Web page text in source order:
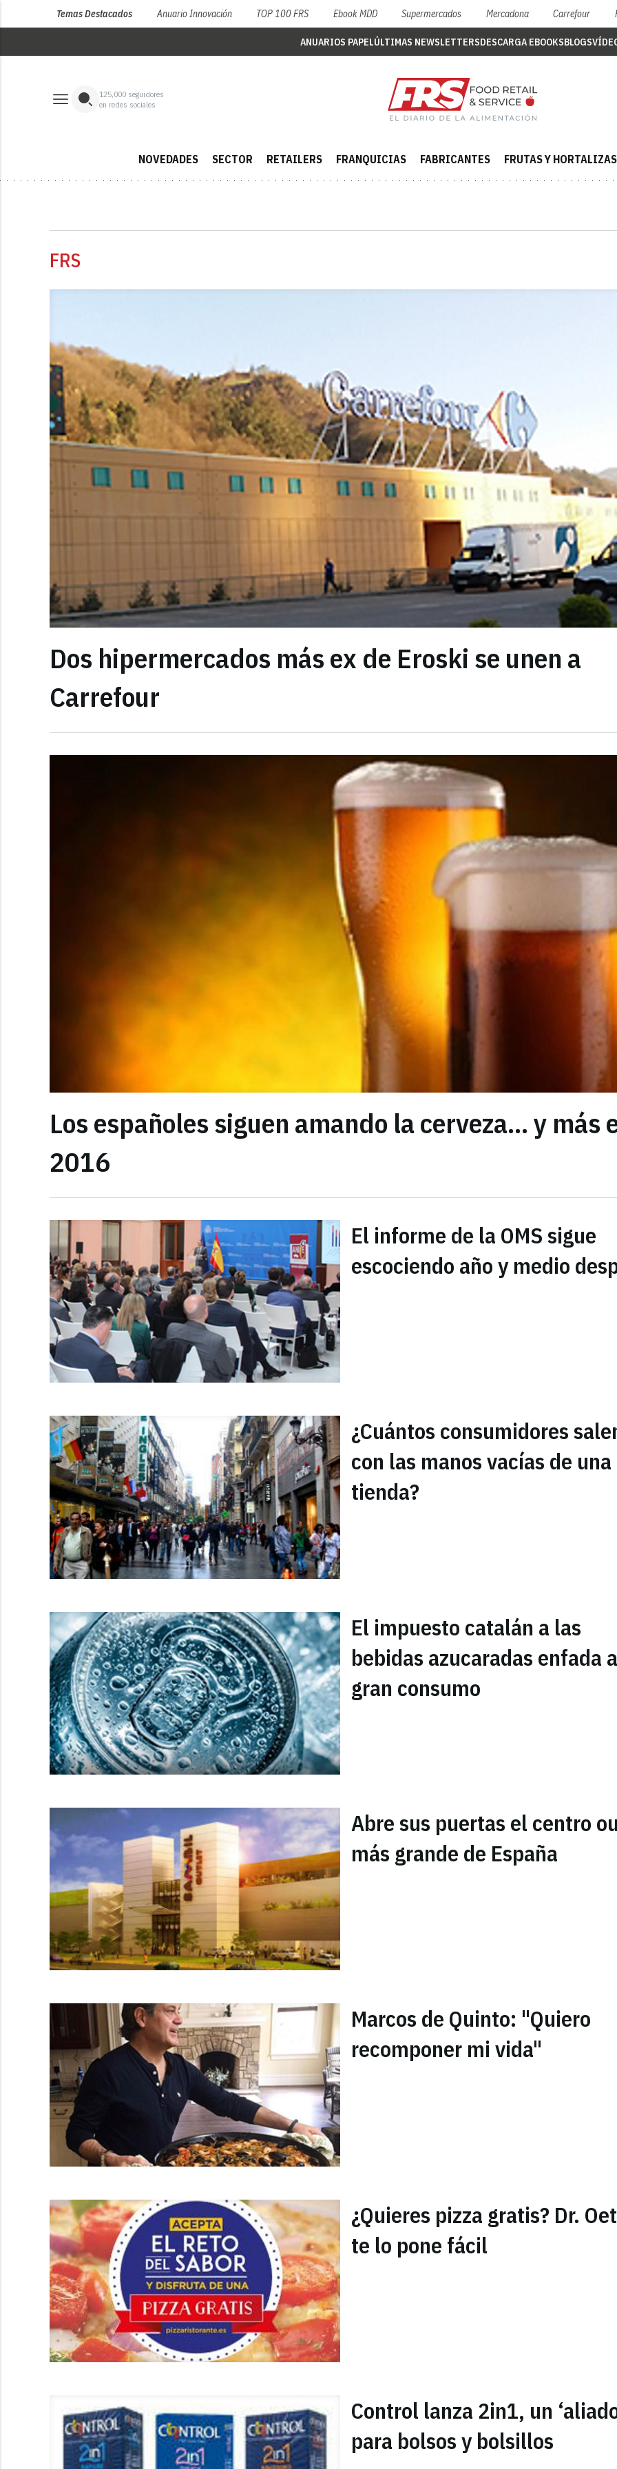
Temas Destacados Anuario Innovación TOP 100 FRS Ebook MDD Supermercados Mercadona Carrefour
ANUARIOS PAPELÚLTIMAS NEWSLETTERSDESCARGA EBOOKSBLOGS
125,000 seguidores
en redes sociales
NOVEDADES SECTOR RETAILERS FRANQUICIAS FABRICANTES FRUTAS Y HORTALIZAS
FRS
Dos hipermercados más ex de Eroski se unen a
Carrefour
Los españoles siguen amando la cerveza... y más
2016
El informe de la OMS sigue
escociendo año y medio
¿Cuántos consumidores
con las manos vacías de una
tienda?
El impuesto catalán a las
bebidas azucaradas enfada
gran consumo
Abre sus puertas el centro
más grande de España
Marcos de Quinto: "Quiero
recomponer mi vida"
¿Quieres pizza gratis? Dr.
te lo pone fácil
Control lanza 2in1, un
para bolsos y bolsillos